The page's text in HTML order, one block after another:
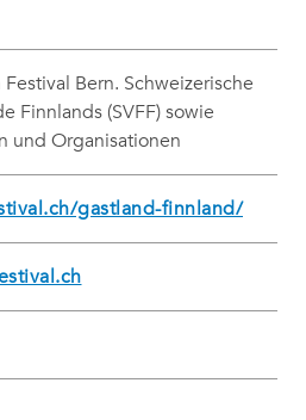
Bern. Schweizerische
Finnlands (SVFF) sowie
und Organisationen
gastland-finnland/